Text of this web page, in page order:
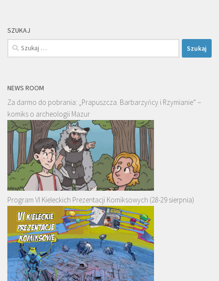
SZUKAJ
Szukaj:
NEWS ROOM
Za darmo do pobrania: „Prapuszcza. Barbarzyńcy i Rzymianie” –
komiks o archeologii Mazur
Program VI Kieleckich Prezentacji Komiksowych (28-29 sierpnia)